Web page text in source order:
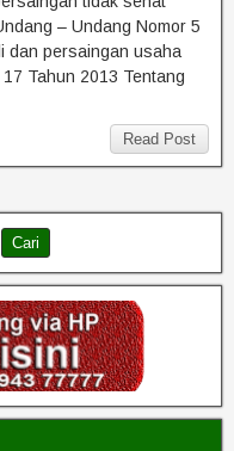
– Undang Nomor 5
dan persaingan usaha
Tahun 2013 Tentang
Read Post